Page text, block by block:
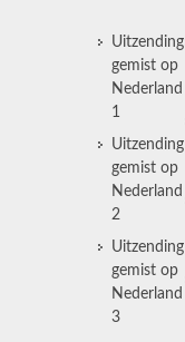
Uitzending
gemist op
Nederland
1
Uitzending
gemist op
Nederland
2
Uitzending
gemist op
Nederland
3